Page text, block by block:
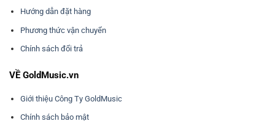
Hướng dẫn đặt hàng
Phương thức vận chuyển
Chính sách đổi trả
VỀ GoldMusic.vn
Giới thiệu Công Ty GoldMusic
Chính sách bảo mật